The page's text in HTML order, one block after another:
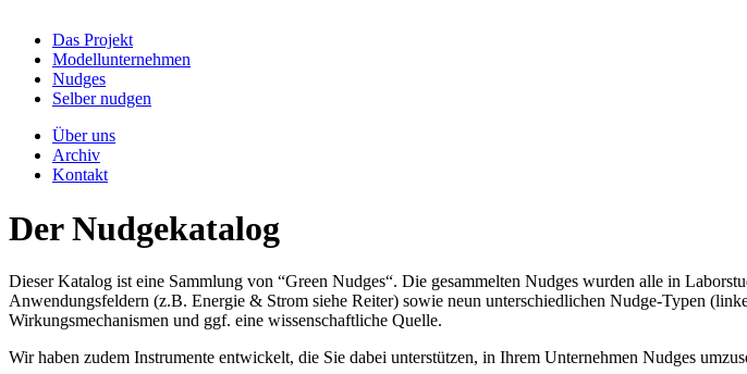
Das Projekt
Modellunternehmen
Nudges
Selber nudgen
Über uns
Archiv
Kontakt
Der Nudgekatalog
Dieser Katalog ist eine Sammlung von “Green Nudges“. Die gesammelten Nudges wurden alle in
Anwendungsfeldern (z.B. Energie & Strom siehe Reiter) sowie neun unterschiedlichen Nudge-Typen
Wirkungsmechanismen und ggf. eine wissenschaftliche Quelle.
Wir haben zudem Instrumente entwickelt, die Sie dabei unterstützen, in Ihrem Unternehmen Nudges